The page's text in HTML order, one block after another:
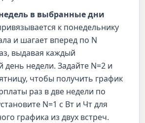
в выбранные дни
к понедельнику
и шагает вперед по N
выдавая каждый
недели. Задайте N=2 и
чтобы получить график
раз в две недели по
N=1 с Вт и Чт для
графика из двух встреч.